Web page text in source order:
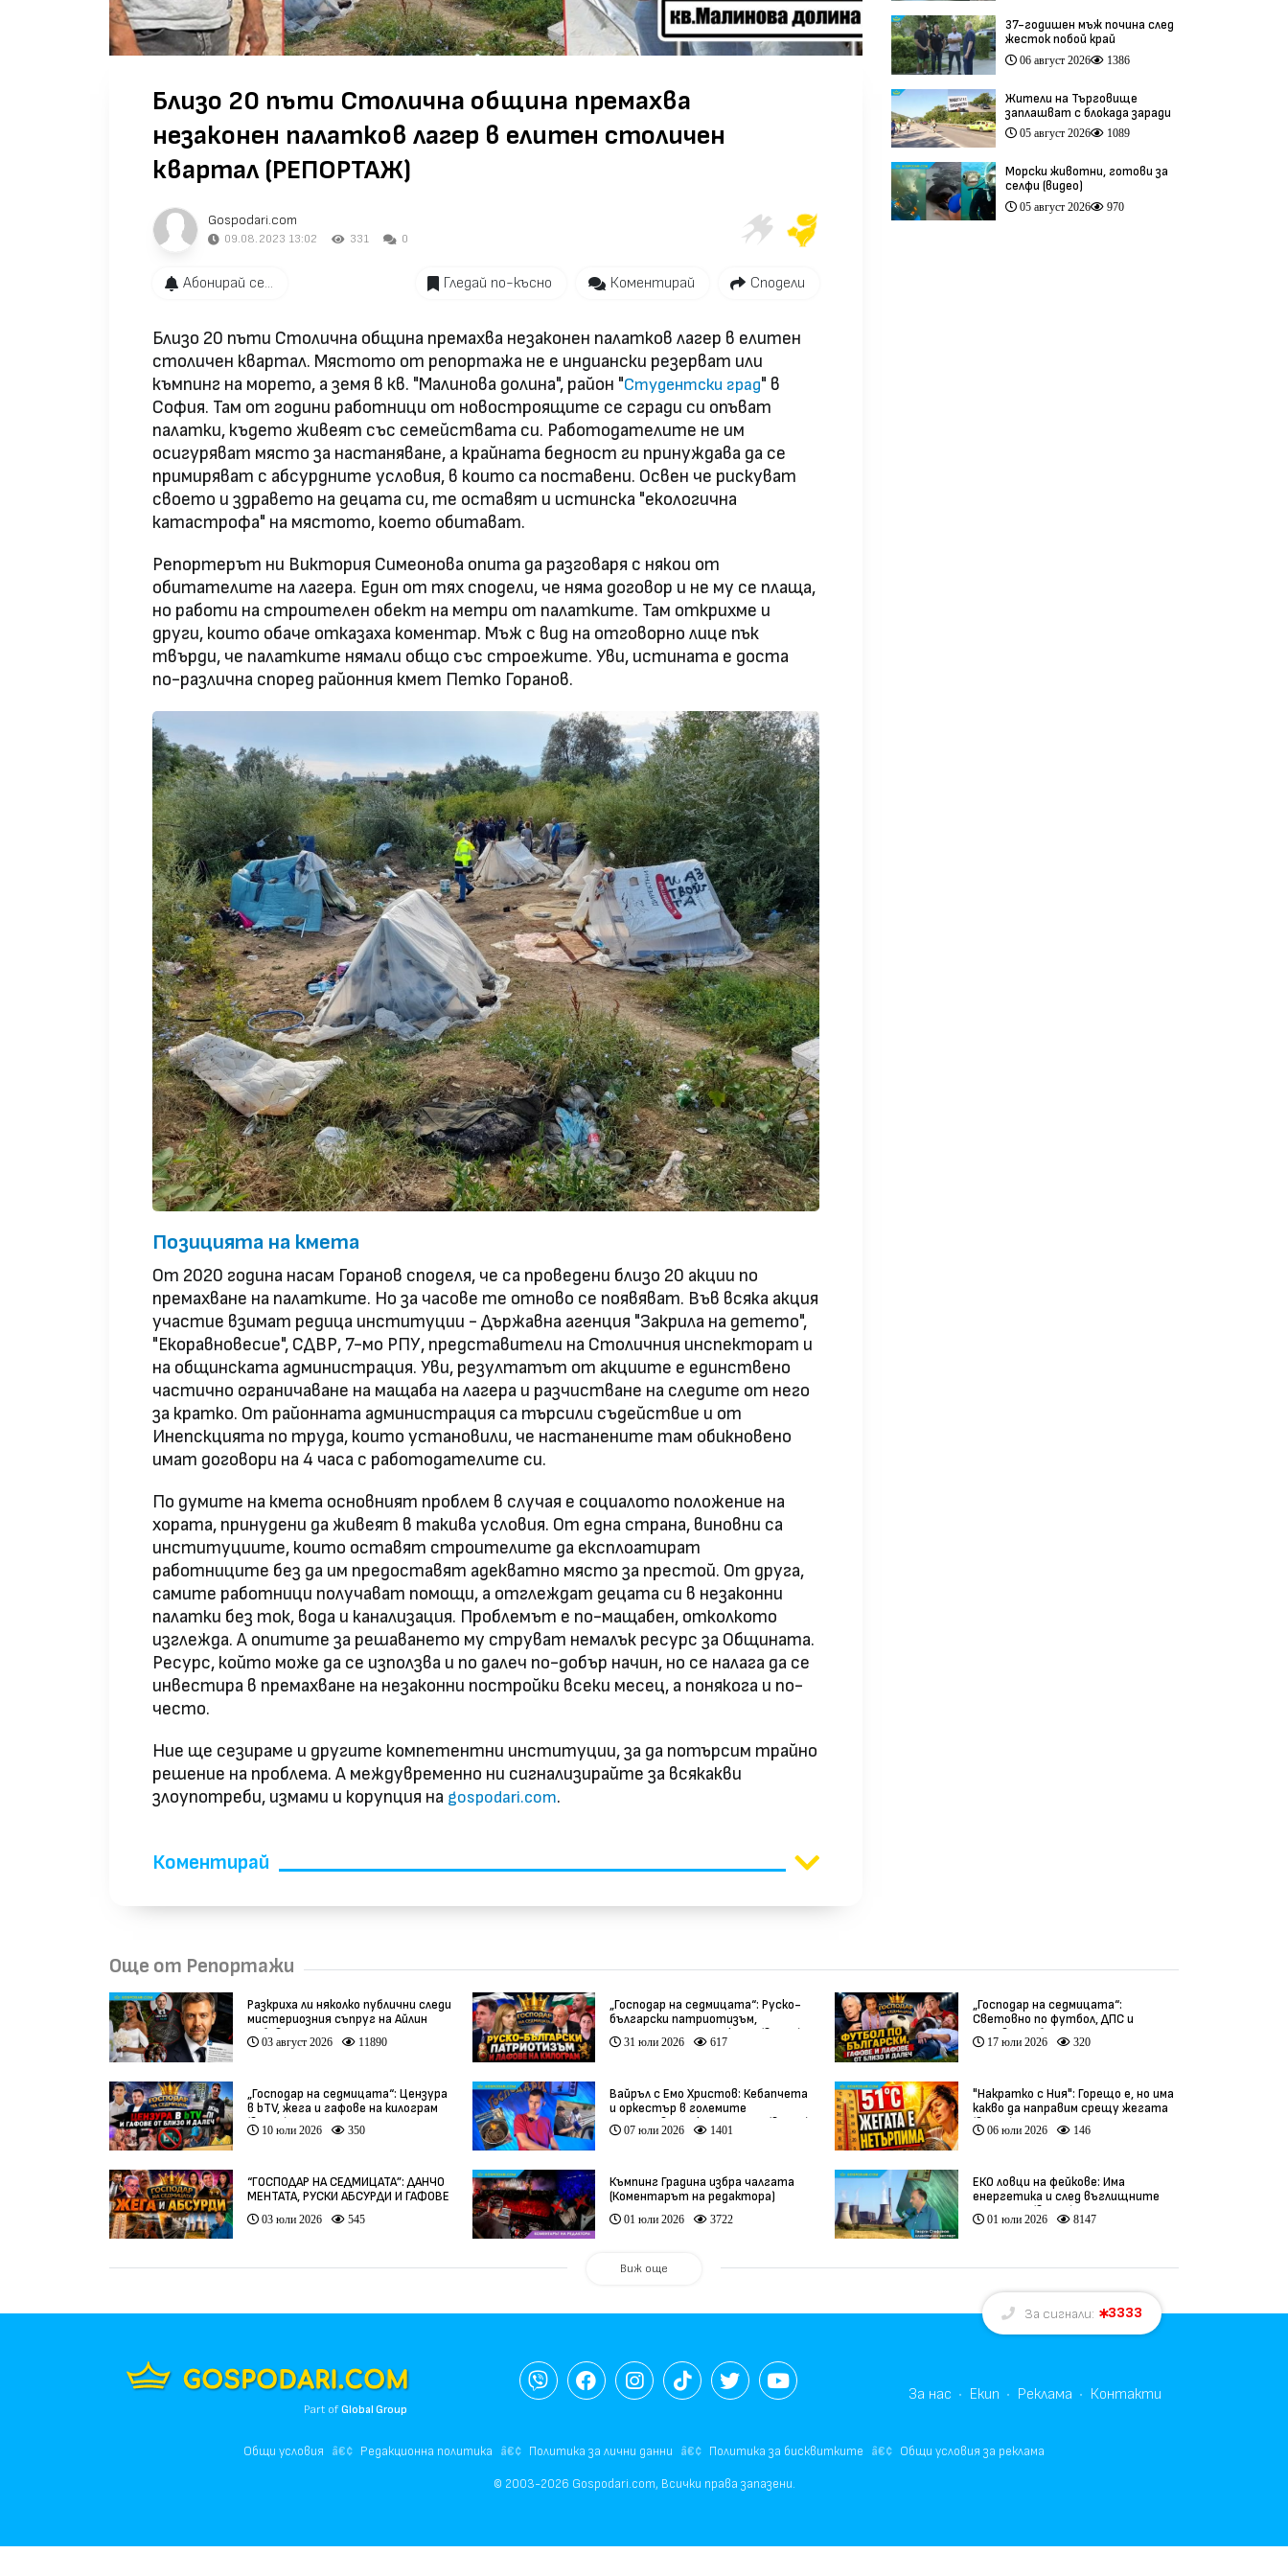
Близо 20 пъти Столична община премахва
незаконен палатков лагер в елитен столичен
квартал (РЕПОРТАЖ)
Gospodari.com
09.08.2023 13:02 331 0
Абонирай се... Гледай по-късно Коментирай Сподели
Близо 20 пъти Столична община премахва незаконен палатков лагер в елитен
столичен квартал. Мястото от репортажа не е индиански резерват или
къмпинг на морето, а земя в кв. "Малинова долина", район "Студентски град" в
София. Там от години работници от новостроящите се сгради си опъват
палатки, където живеят със семействата си. Работодателите не им
осигуряват място за настаняване, а крайната бедност ги принуждава да се
примиряват с абсурдните условия, в които са поставени. Освен че рискуват
своето и здравето на децата си, те оставят и истинска "екологична
катастрофа" на мястото, което обитават.
Репортерът ни Виктория Симеонова опита да разговаря с някои от
обитателите на лагера. Един от тях сподели, че няма договор и не му се плаща,
но работи на строителен обект на метри от палатките. Там открихме и
други, които обаче отказаха коментар. Мъж с вид на отговорно лице пък
твърди, че палатките нямали общо със строежите. Уви, истината е доста
по-различна според районния кмет Петко Горанов.
Позицията на кмета
От 2020 година насам Горанов споделя, че са проведени близо 20 акции по
премахване на палатките. Но за часове те отново се появяват. Във всяка акция
участие взимат редица институции - Държавна агенция "Закрила на детето",
"Екоравновесие", СДВР, 7-мо РПУ, представители на Столичния инспекторат и
на общинската администрация. Уви, резултатът от акциите е единствено
частично ограничаване на мащаба на лагера и разчистване на следите от него
за кратко. От районната администрация са търсили съдействие и от
Инепскцията по труда, които установили, че настанените там обикновено
имат договори на 4 часа с работодателите си.
По думите на кмета основният проблем в случая е социалото положение на
хората, принудени да живеят в такива условия. От една страна, виновни са
институциите, които оставят строителите да експлоатират
работниците без да им предоставят адекватно място за престой. От друга,
самите работници получават помощи, а отглеждат децата си в незаконни
палатки без ток, вода и канализация. Проблемът е по-мащабен, отколкото
изглежда. А опитите за решаването му струват немалък ресурс за Общината.
Ресурс, който може да се използва и по далеч по-добър начин, но се налага да се
инвестира в премахване на незаконни постройки всеки месец, а понякога и по-
често.
Ние ще сезираме и другите компетентни институции, за да потърсим трайно
решение на проблема. А междувременно ни сигнализирайте за всякакви
злоупотреби, измами и корупция на gospodari.com.
Коментирай
37-годишен мъж почина след
жесток побой край
Младежкия хълм в Пловдив
(видео)
06 август 2026 1386
Жители на Търговище
заплашват с блокада заради
опасен участък на пътя
София–Варна (видео)
05 август 2026 1089
Морски животни, готови за
селфи (видео)
05 август 2026 970
Още от Репортажи
Разкриха ли няколко публични следи
мистериозния съпруг на Айлин
Бобева?
03 август 2026 11890
„Господар на седмицата“: Руско-
български патриотизъм,
инфлуенсъри и тарикати (видео)
31 юли 2026 617
„Господар на седмицата“:
Световно по футбол, ДПС и
гафове от близо и далеч
17 юли 2026 320
„Господар на седмицата“: Цензура
в bTV, жега и гафове на килограм
(видео)
10 юли 2026 350
Вайръл с Емо Христов: Кебапчета
и оркестър в големите
задръствания към морето (видео)
07 юли 2026 1401
"Накратко с Ния": Горещо е, но има
какво да направим срещу жегата
(видео)
06 юли 2026 146
“ГОСПОДАР НА СЕДМИЦАТА”: ДАНЧО
МЕНТАТА, РУСКИ АБСУРДИ И ГАФОВЕ
ОТ ЦЯЛ СВЯТ
03 юли 2026 545
Къмпинг Градина избра чалгата
(Коментарът на редактора)
01 юли 2026 3722
ЕКО ловци на фейкове: Има
енергетика и след въглищните
централи (видео)
01 юли 2026 8147
Виж още
За сигнали: 3333
Part ofGlobal Group
За нас Екип Реклама Контакти
Общи условия Редакционна политика Политика за лични данни Политика за бисквитките Общи условия за реклама
© 2003-2026 Gospodari.com, Всички права запазени.